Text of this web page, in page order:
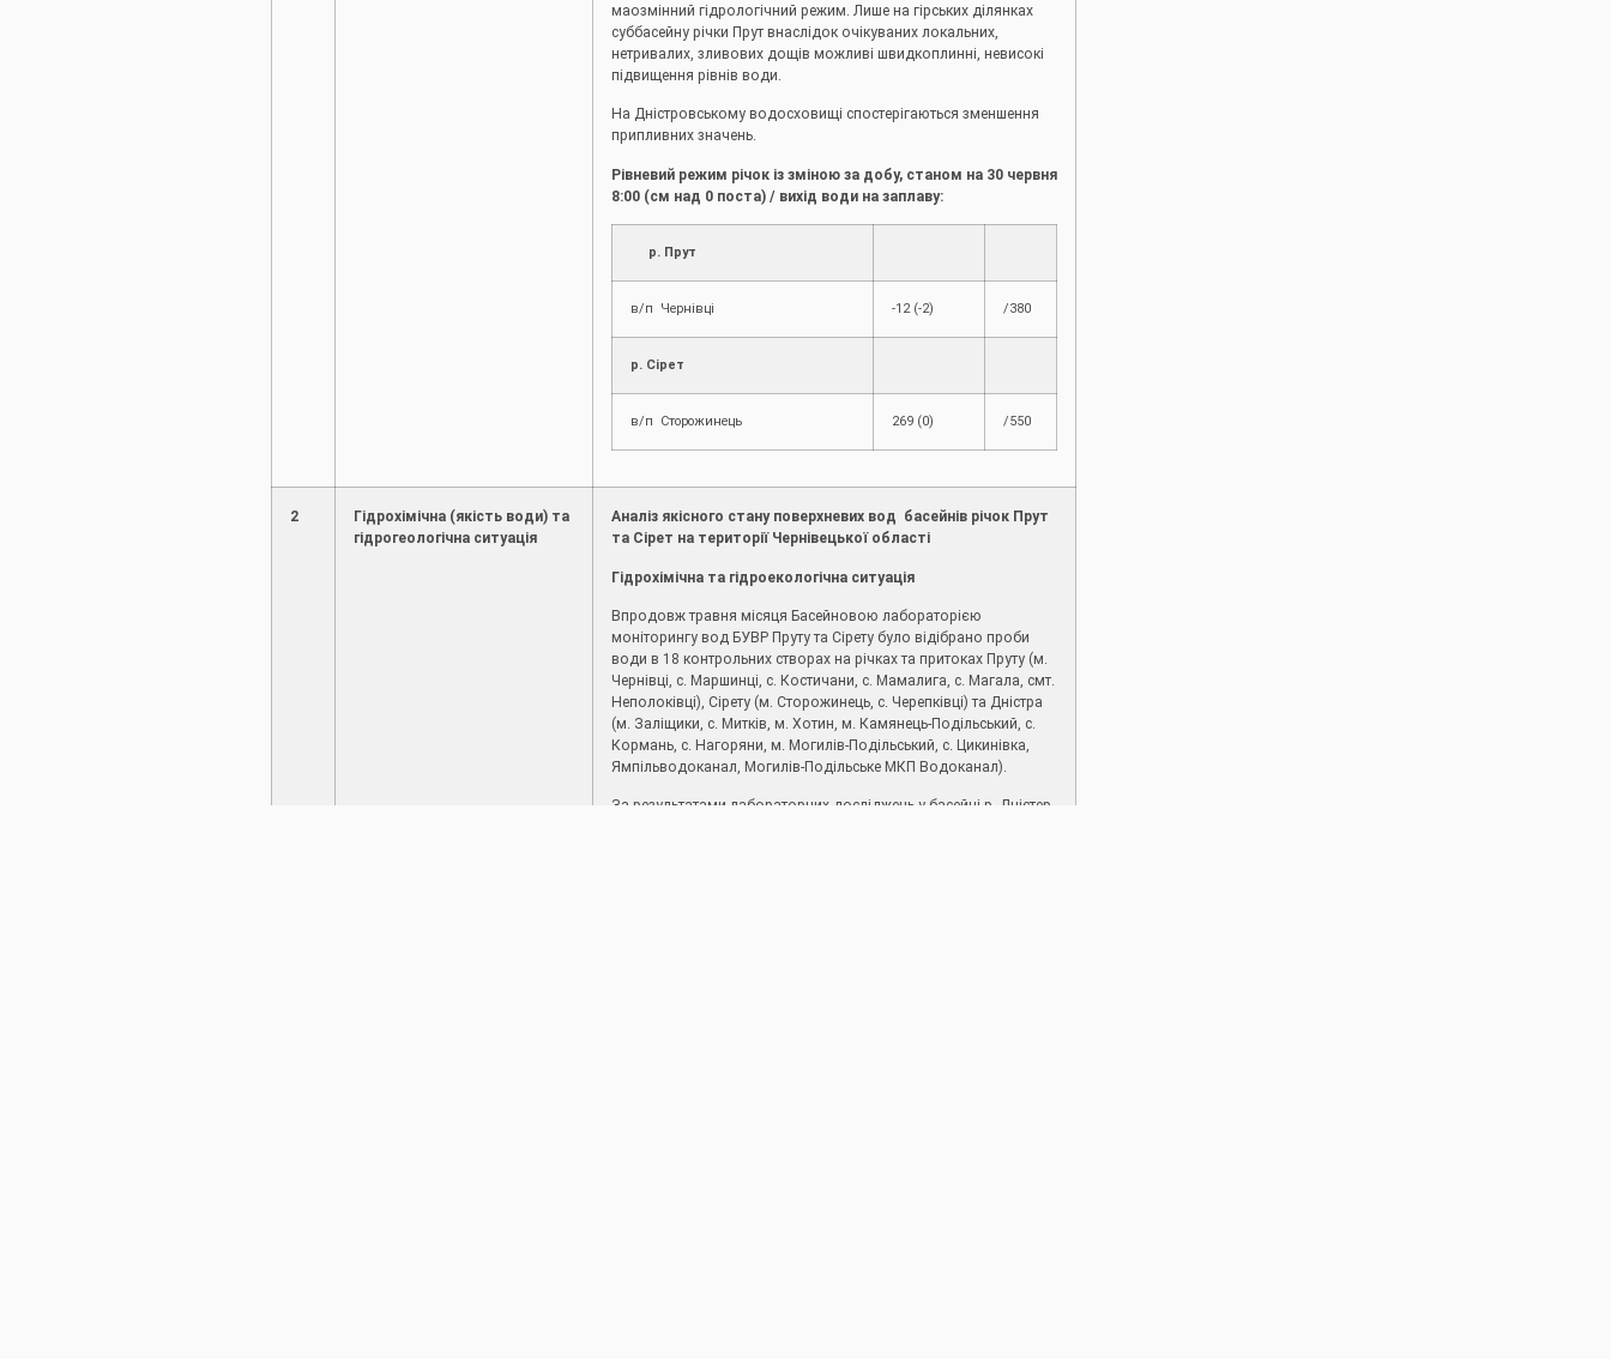
маозмінний гідрологічний режим. Лише на гірських ділянках
суббасейну річки Прут внаслідок очікуваних локальних,
нетривалих, зливових дощів можливі швидкоплинні, невисокі
підвищення рівнів води.
На Дністровському водосховищі спостерігаються зменшення
припливних значень.
Рівневий режим річок із зміною за добу, станом на 30 червня
8:00 (см над 0 поста) / вихід води на заплаву:
р. Прут
в/п Чернівці -12 (-2) /380
р. Сірет
в/п Сторожинець 269 (0) /550
2
Гідрохімічна (якість води) та
гідрогеологічна ситуація
Аналіз якісного стану поверхневих вод басейнів річок Прут
та Сірет на території Чернівецької області
Гідрохімічна та гідроекологічна ситуація
Впродовж травня місяця Басейновою лабораторією
моніторингу вод БУВР Пруту та Сірету було відібрано проби
води в 18 контрольних створах на річках та притоках Пруту (м.
Чернівці, c. Маршинці, с. Костичани, с. Мамалига, с. Магала, смт.
Неполоківці), Сірету (м. Сторожинець, с. Черепківці) та Дністра
(м. Заліщики, с. Митків, м. Хотин, м. Камянець-Подільський, с.
Кормань, с. Нагоряни, м. Могилів-Подільський, с. Цикинівка,
Ямпільводоканал, Могилів-Подільське МКП Водоканал).
За результатами лабораторних досліджень у басейні р. Дністер